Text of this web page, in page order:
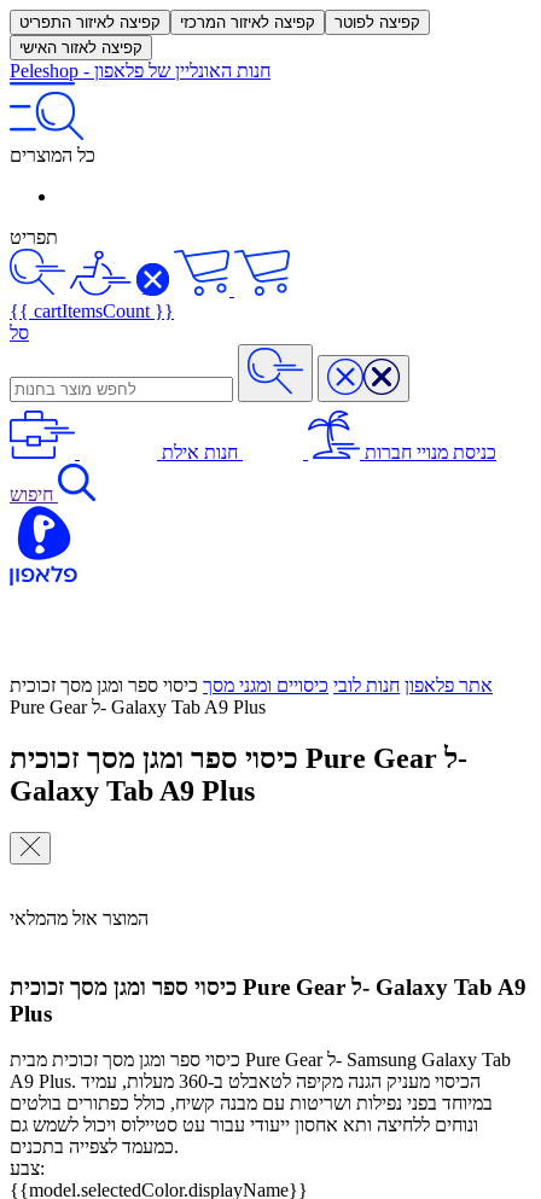
קפיצה לאיזור התפריט קפיצה לאיזור המרכזי
קפיצה לפוטר
קפיצה לאזור האישי
Peleshop - חנות האונליין של פלאפון
כל המוצרים
תפריט
{{ cartItemsCount }}
סל
כניסת מנויי חברות חנות אילת
חיפוש
אתר פלאפון חנות לובי כיסויים ומגני מסך כיסוי ספר ומגן מסך זכוכית
Pure Gear ל- Galaxy Tab A9 Plus
כיסוי ספר ומגן מסך זכוכית Pure Gear ל-
Galaxy Tab A9 Plus
המוצר אזל מהמלאי
כיסוי ספר ומגן מסך זכוכית Pure Gear ל- Galaxy Tab A9
Plus
כיסוי ספר ומגן מסך זכוכית מבית Pure Gear ל- Samsung Galaxy Tab
A9 Plus. הכיסוי מעניק הגנה מקיפה לטאבלט ב-360 מעלות, עמיד
במיוחד בפני נפילות ושריטות עם מבנה קשיח, כולל כפתורים בולטים
ונוחים ללחיצה ותא אחסון ייעודי עבור עט סטיילוס ויכול לשמש גם
כמעמד לצפייה בתכנים.
צבע:
{{model.selectedColor.displayName}}